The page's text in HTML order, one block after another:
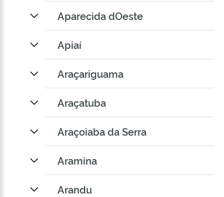
Aparecida dOeste
Apiaí
Araçariguama
Araçatuba
Araçoiaba da Serra
Aramina
Arandu